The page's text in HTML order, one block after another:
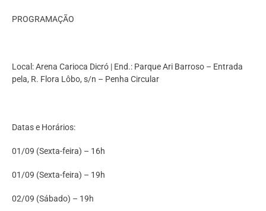
PROGRAMAÇÃO
Local: Arena Carioca Dicró | End.: Parque Ari Barroso – Entrada
pela, R. Flora Lôbo, s/n – Penha Circular
Datas e Horários:
01/09 (Sexta-feira) – 16h
01/09 (Sexta-feira) – 19h
02/09 (Sábado) – 19h